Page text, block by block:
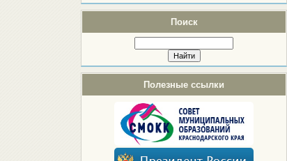
Поиск
Полезные ссылки